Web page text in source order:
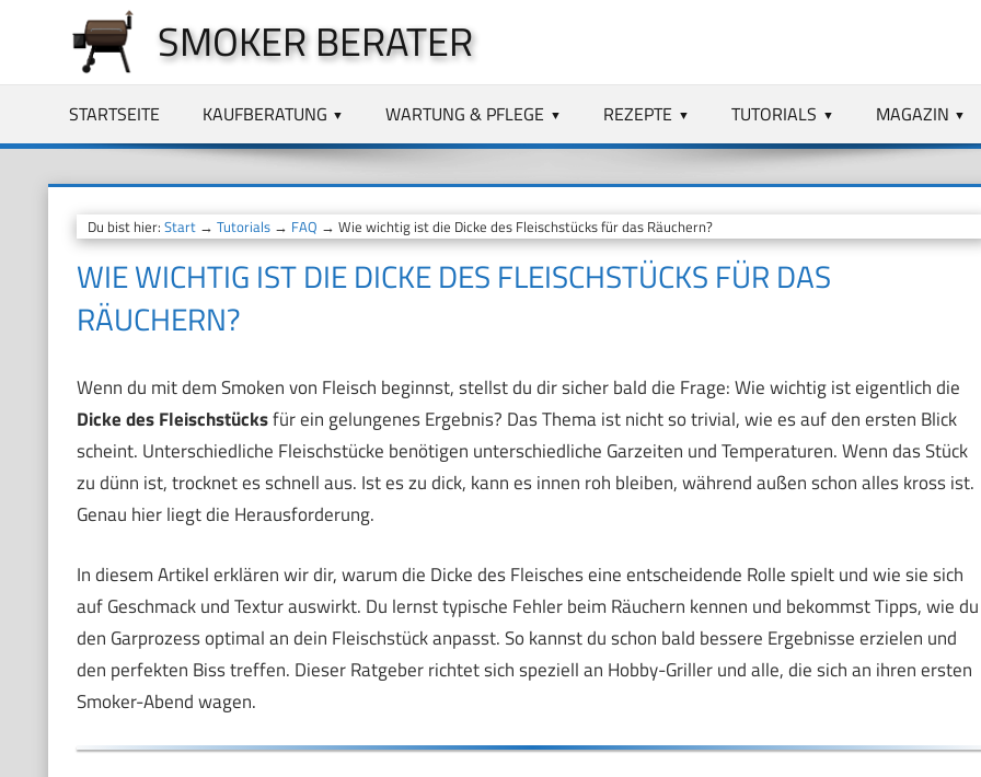
springen
SMOKER BERATER
STARTSEITE KAUFBERATUNG WARTUNG & PFLEGE REZEPTE TUTORIALS MAGAZIN
Du bist hier: Start→ Tutorials→ FAQ → Wie wichtig ist die Dicke des Fleischstücks für das Räuchern?
WIE WICHTIG IST DIE DICKE DES FLEISCHSTÜCKS FÜR DAS
RÄUCHERN?
Wenn du mit dem Smoken von Fleisch beginnst, stellst du dir sicher bald die Frage: Wie wichtig ist eigentlich die
Dicke des Fleischstücksfür ein gelungenes Ergebnis? Das Thema ist nicht so trivial, wie es auf den ersten Blick
scheint. Unterschiedliche Fleischstücke benötigen unterschiedliche Garzeiten und Temperaturen. Wenn das Stück
zu dünn ist, trocknet es schnell aus. Ist es zu dick, kann es innen roh bleiben, während außen schon alles kross ist.
Genau hier liegt die Herausforderung.
In diesem Artikel erklären wir dir, warum die Dicke des Fleisches eine entscheidende Rolle spielt und wie sie sich
auf Geschmack und Textur auswirkt. Du lernst typische Fehler beim Räuchern kennen und bekommst Tipps, wie du
den Garprozess optimal an dein Fleischstück anpasst. So kannst du schon bald bessere Ergebnisse erzielen und
den perfekten Biss treffen. Dieser Ratgeber richtet sich speziell an Hobby-Griller und alle, die sich an ihren ersten
Smoker-Abend wagen.